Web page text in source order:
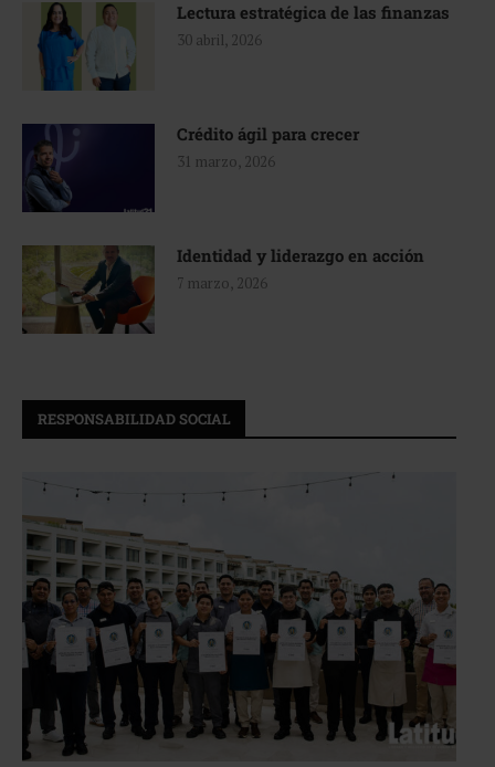
Lectura estratégica de las finanzas
30 abril, 2026
Crédito ágil para crecer
31 marzo, 2026
Identidad y liderazgo en acción
7 marzo, 2026
RESPONSABILIDAD SOCIAL